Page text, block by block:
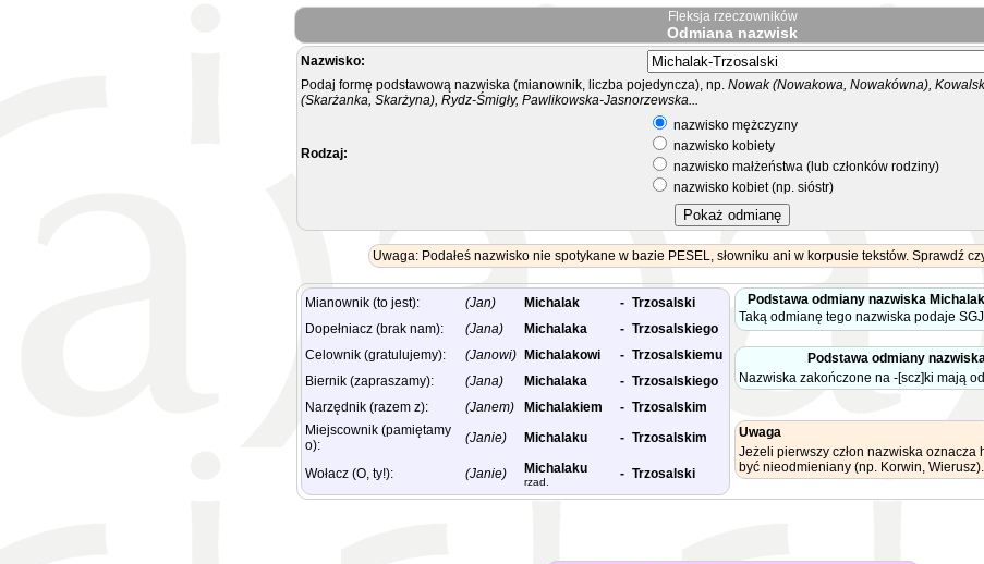
Fleksja rzeczowników
Odmiana nazwisk
Nazwisko:
Podaj formę podstawową nazwiska (mianownik, liczba pojedyncza), np. Nowak (Nowakowa, Nowakówna),
(Skarżanka, Skarżyna), Rydz-Śmigły, Pawlikowska-Jasnorzewska...
Rodzaj:
nazwisko mężczyzny
nazwisko kobiety
nazwisko małżeństwa (lub członków rodziny)
nazwisko kobiet (np. sióstr)
Uwaga: Podałeś nazwisko nie spotykane w bazie PESEL, słowniku ani w korpusie tekstów. Sprawdź
Mianownik (to jest): (Jan) Michalak - Trzosalski
Dopełniacz (brak nam):
(Jana) Michalaka - Trzosalskiego
Celownik (gratulujemy):
(Janowi) Michalakowi - Trzosalskiemu
Biernik (zapraszamy):
(Jana) Michalaka - Trzosalskiego
Narzędnik (razem z):
(Janem) Michalakiem - Trzosalskim
Miejscownik (pamiętamy
o):
(Janie) Michalaku - Trzosalskim
Wołacz (O, ty!): (Janie) Michalaku
rzad.
- Trzosalski
Podstawa odmiany nazwiska Michalak
Taką odmianę tego nazwiska podaje
Podstawa odmiany
Nazwiska zakończone na -[scz]ki mają
Uwaga
Jeżeli pierwszy człon nazwiska oznacza
być nieodmieniany (np. Korwin, Wierusz).